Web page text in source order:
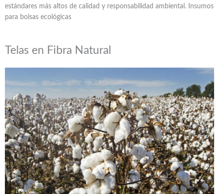
estándares más altos de calidad y responsabilidad ambiental. Insumos
para bolsas ecológicas
Telas en Fibra Natural